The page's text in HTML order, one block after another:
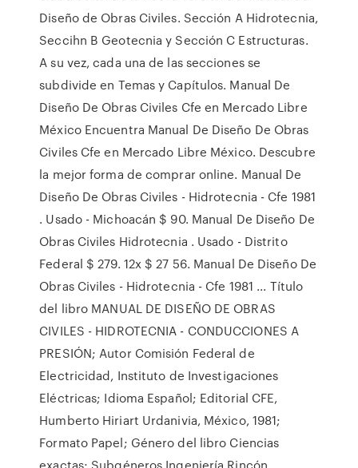
Diseño de Obras Civiles. Sección A Hidrotecnia,
Seccihn B Geotecnia y Sección C Estructuras.
A su vez, cada una de las secciones se
subdivide en Temas y Capítulos. Manual De
Diseño De Obras Civiles Cfe en Mercado Libre
México Encuentra Manual De Diseño De Obras
Civiles Cfe en Mercado Libre México. Descubre
la mejor forma de comprar online. Manual De
Diseño De Obras Civiles - Hidrotecnia - Cfe 1981
. Usado - Michoacán $ 90. Manual De Diseño De
Obras Civiles Hidrotecnia . Usado - Distrito
Federal $ 279. 12x $ 27 56. Manual De Diseño De
Obras Civiles - Hidrotecnia - Cfe 1981 ... Título
del libro MANUAL DE DISEÑO DE OBRAS
CIVILES - HIDROTECNIA - CONDUCCIONES A
PRESIÓN; Autor Comisión Federal de
Electricidad, Instituto de Investigaciones
Eléctricas; Idioma Español; Editorial CFE,
Humberto Hiriart Urdanivia, México, 1981;
Formato Papel; Género del libro Ciencias
exactas; Subgéneros Ingeniería Rincón